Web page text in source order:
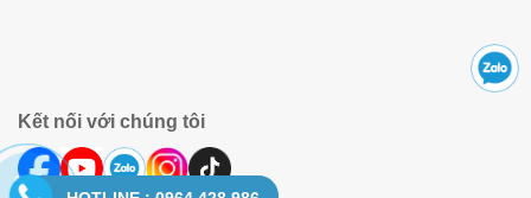
Kết nối với chúng tôi